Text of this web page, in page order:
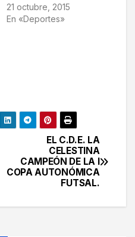
21 octubre, 2015
En «Deportes»
EL C.D.E. LA
CELESTINA
CAMPEÓN DE LA I
COPA AUTONÓMICA
FUTSAL.